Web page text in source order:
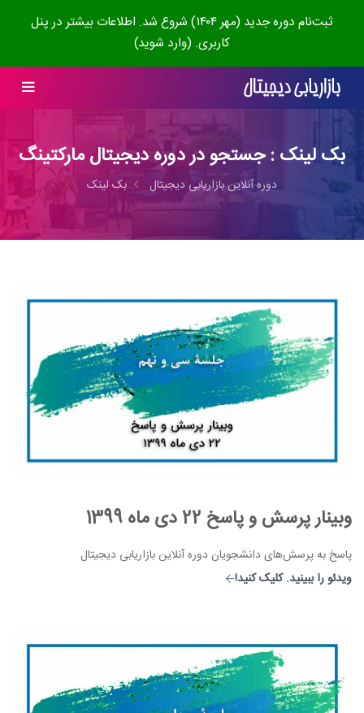
ثبت‌نام دوره جدید (مهر ۱۴۰۴) شروع شد. اطلاعات بیشتر در پنل
کاربری. (وارد شوید)
بک لینک : جستجو در دوره دیجیتال مارکتینگ
دوره آنلاین بازاریابی دیجیتال بک لینک
وبینار پرسش و پاسخ 22 دی ماه 1399
پاسخ به پرسش‌های دانشجویان دوره آنلاین بازاریابی دیجیتال
ویدئو را ببینید. کلیک کنید!